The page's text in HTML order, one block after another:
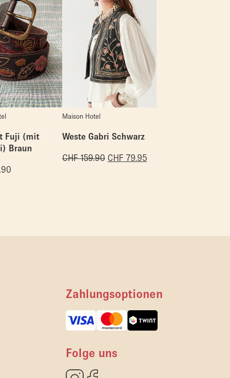
Fuji (mit
Braun
Maison Hotel
Weste Gabri Schwarz
CHF159.90 CHF 79.95
Zahlungsoptionen
Folge uns